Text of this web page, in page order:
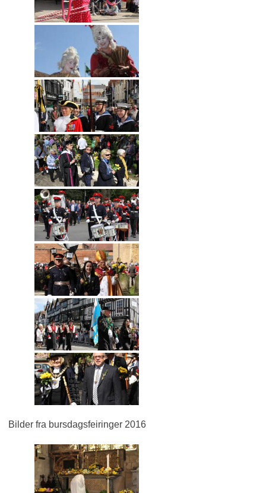
Bilder fra bursdagsfeiringer 2016